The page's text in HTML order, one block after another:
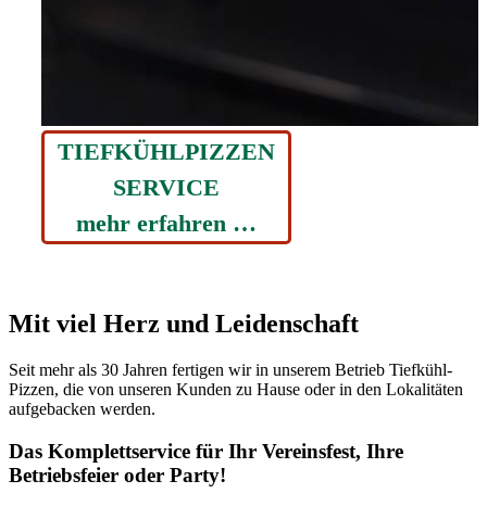
TIEFKÜHLPIZZEN
SERVICE
mehr erfahren …
Mit viel Herz und Leidenschaft
Seit mehr als 30 Jahren fertigen wir in unserem Betrieb Tiefkühl-
Pizzen, die von unseren Kunden zu Hause oder in den Lokalitäten
aufgebacken werden.
Das Komplettservice für Ihr Vereinsfest, Ihre
Betriebsfeier oder Party!